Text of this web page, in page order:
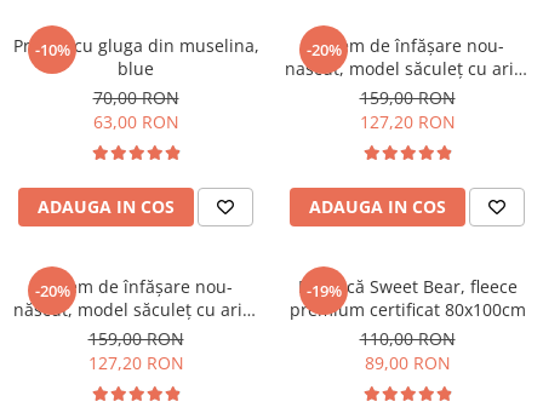
-10%
Prosop cu gluga din muselina,
blue
70,00 RON
63,00 RON
ADAUGA IN COS
-20%
Sistem de înfășare nou-
nascut, model săculeț cu aripi
de susținere a brațelor, 0-3
luni (3-6 kg), Rosa
159,00 RON
127,20 RON
ADAUGA IN COS
-20%
Sistem de înfășare nou-
născut, model săculeț cu aripi
de susținere a brațelor, 0-3
luni (3-6 kg), Vanilla
159,00 RON
127,20 RON
-19%
Paturică Sweet Bear, fleece
premium certificat 80x100cm
110,00 RON
89,00 RON